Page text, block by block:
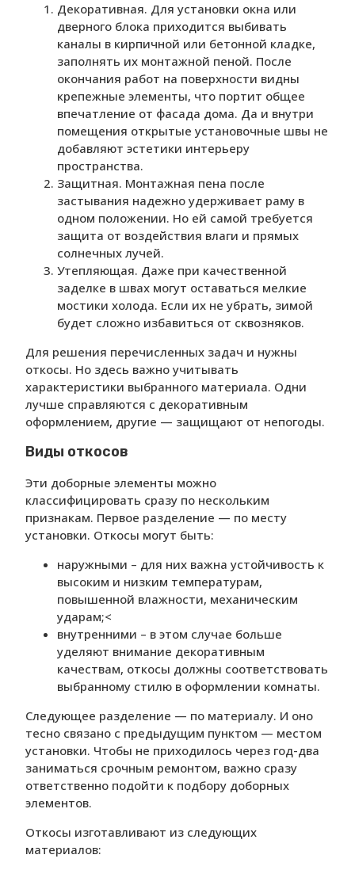
Декоративная. Для установки окна или
дверного блока приходится выбивать
каналы в кирпичной или бетонной кладке,
заполнять их монтажной пеной. После
окончания работ на поверхности видны
крепежные элементы, что портит общее
впечатление от фасада дома. Да и внутри
помещения открытые установочные швы не
добавляют эстетики интерьеру
пространства.
Защитная. Монтажная пена после
застывания надежно удерживает раму в
одном положении. Но ей самой требуется
защита от воздействия влаги и прямых
солнечных лучей.
Утепляющая. Даже при качественной
заделке в швах могут оставаться мелкие
мостики холода. Если их не убрать, зимой
будет сложно избавиться от сквозняков.
Для решения перечисленных задач и нужны
откосы. Но здесь важно учитывать
характеристики выбранного материала. Одни
лучше справляются с декоративным
оформлением, другие — защищают от непогоды.
Виды откосов
Эти доборные элементы можно
классифицировать сразу по нескольким
признакам. Первое разделение — по месту
установки. Откосы могут быть:
наружными – для них важна устойчивость к
высоким и низким температурам,
повышенной влажности, механическим
ударам;<
внутренними – в этом случае больше
уделяют внимание декоративным
качествам, откосы должны соответствовать
выбранному стилю в оформлении комнаты.
Следующее разделение — по материалу. И оно
тесно связано с предыдущим пунктом — местом
установки. Чтобы не приходилось через год-два
заниматься срочным ремонтом, важно сразу
ответственно подойти к подбору доборных
элементов.
Откосы изготавливают из следующих
материалов: